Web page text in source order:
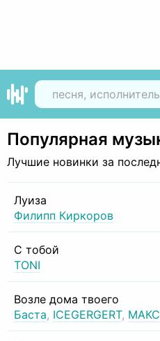
Популярная
Лучшие новинки за
Луиза
Филипп Киркоров
С тобой
TONI
Возле дома твоего
Баста, ICEGERGERT,